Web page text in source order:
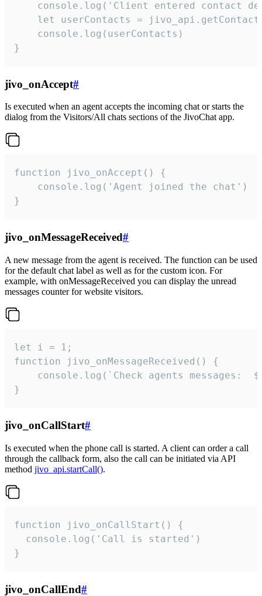
console.log('Client entered contact
let userContacts =
    console.log(userContacts)
}
jivo_onAccept#
Is executed when an agent accepts the incoming chat or starts the
dialog from the Visitors/All chats sections of the JivoChat app.
function jivo_onAccept() {
}
jivo_onMessageReceived#
A new message from the agent is received. The function can be used
for the default chat label as well as for the custom icon. For
example, with onMessageReceived you can display the unread
messages counter for website visitors.
let i = 1;
function jivo_onMessageReceived() {
}
jivo_onCallStart#
Is executed when the phone call is started. A client can order a call
through the callback form, also the call can be initiated via API
method jivo_api.startCall().
function jivo_onCallStart() {
  console.log('Call is started')
}
jivo_onCallEnd#